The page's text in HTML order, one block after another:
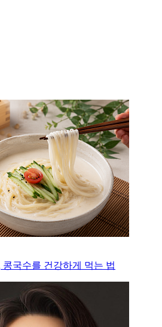
콩국수를 건강하게 먹는 법